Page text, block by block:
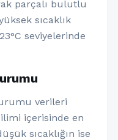
parçalı bulutlu
sıcaklık
seviyelerinde
verileri
içerisinde en
sıcaklığın ise